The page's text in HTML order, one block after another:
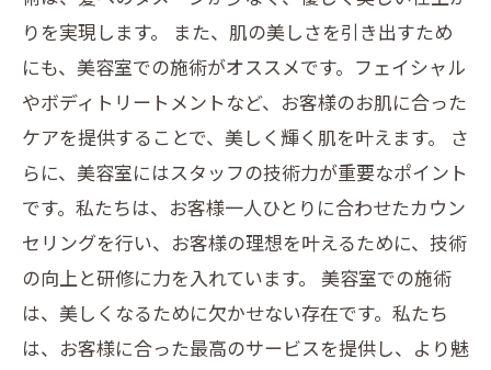
りを実現します。 また、肌の美しさを引き出すため
にも、美容室での施術がオススメです。フェイシャル
やボディトリートメントなど、お客様のお肌に合った
ケアを提供することで、美しく輝く肌を叶えます。 さ
らに、美容室にはスタッフの技術力が重要なポイント
です。私たちは、お客様一人ひとりに合わせたカウン
セリングを行い、お客様の理想を叶えるために、技術
の向上と研修に力を入れています。 美容室での施術
は、美しくなるために欠かせない存在です。私たち
は、お客様に合った最高のサービスを提供し、より魅